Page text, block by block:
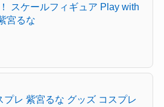
スケールフィギュア Play with
宮るな
プレ 紫宮るな グッズ コスプレ